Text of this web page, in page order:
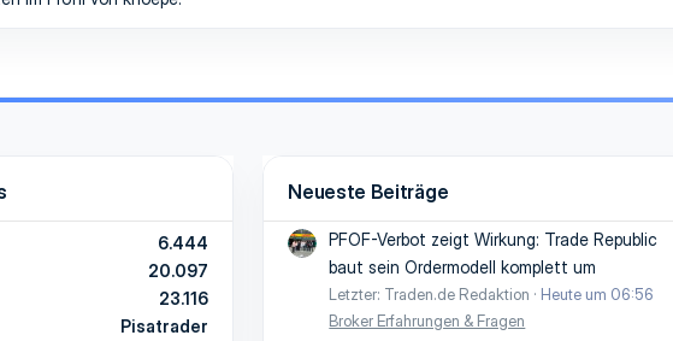
6.444
20.097
23.116
Pisatrader
Neueste Beiträge
PFOF-Verbot zeigt Wirkung: Trade Republic
baut sein Ordermodell komplett um
Letzter: Traden.de Redaktion
Heute um 06:56
Broker Erfahrungen & Fragen